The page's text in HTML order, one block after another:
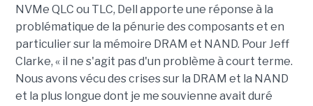
NVMe QLC ou TLC, Dell apporte une réponse à la
problématique de la pénurie des composants et en
particulier sur la mémoire DRAM et NAND. Pour Jeff
Clarke, « il ne s'agit pas d'un problème à court terme.
Nous avons vécu des crises sur la DRAM et la NAND
et la plus longue dont je me souvienne avait duré